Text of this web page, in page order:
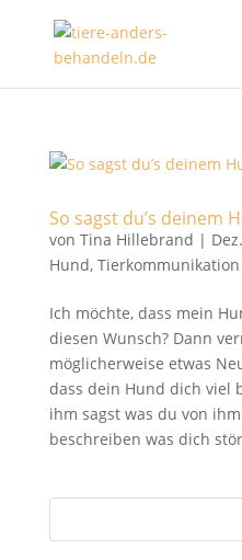
So sagst du’s deinem
von Tina Hillebrand |
Hund, Tierkommunikation
Ich möchte, dass mein
diesen Wunsch? Dann
möglicherweise etwas
dass dein Hund dich viel
ihm sagst was du von
beschreiben was dich